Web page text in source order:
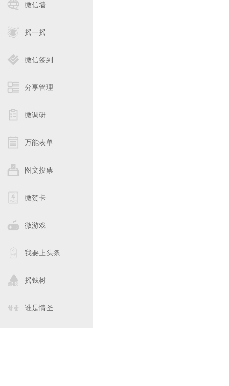
微信墙
摇一摇
微信签到
分享管理
微调研
万能表单
图文投票
微贺卡
微游戏
我要上头条
摇钱树
谁是情圣